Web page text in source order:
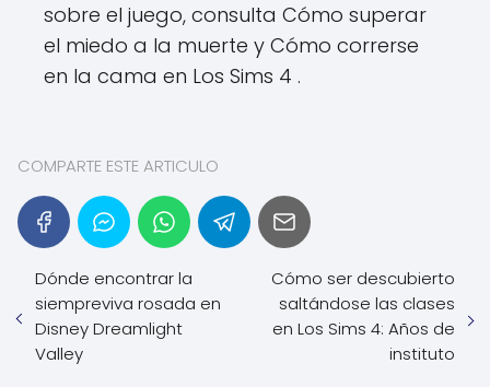
sobre el juego, consulta Cómo superar
el miedo a la muerte y Cómo correrse
en la cama en Los Sims 4 .
COMPARTE ESTE ARTICULO
Dónde encontrar la
siempreviva rosada en
Disney Dreamlight
Valley
Cómo ser descubierto
saltándose las clases
en Los Sims 4: Años de
instituto